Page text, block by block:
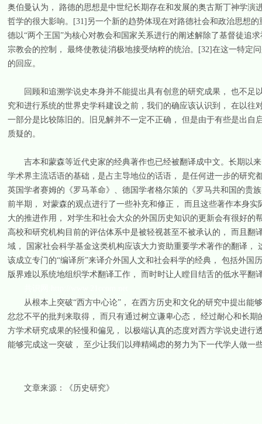
奥伯曼认为， 路德的思想是中世纪长期存在和发展的奥古斯丁神学
哲学的很大影响。[31]另一个新的趋势体现在对路德社会和政治思想
德以“两个王国”为核心对教会和国家关系进行的阐述解除了基督徒追
宗教会的控制， 最终使教徒消极地接受纳粹的统治。[32]在这一特定
的回应。
回顾和追溯学说史本身并不能提出具有创意的研究成果， 也不足
究和进行系统的世界史学科建设之前，我们的确应该认识到， 在以
一部分是比较陈旧的。旧见解并不一定不正确， 但是由于有些是出
质疑的。
吉本和蒙森等近代史家的经典著作也已经被翻译成中文。长期以来
学术界主流话语的基础，是占主导地位的话语， 是任何进一步的研
英国学者赛姆的《罗马革命》、德国学者格尔策的《罗马共和国的贵
前半期， 对蒙森的观点进行了一些补充和修正， 而且这些著作本身
大的推进作用， 对学生和社会大众的外国历史知识的更新会有很好
高校和研究机构目前的评估体系中是被轻视甚至不被承认的， 而且
域， 国家社会科学基金这类机构应该大力资助重要学术著作的翻译
该成立专门的“编译所”来译介外国人文和社会科学的经典， 包括外
版界难以系统地组织学术翻译工作， 而时时让人瞠目结舌的低水平翻
从根本上突破“西方中心论”， 在西方历史和文化的研究中提出能
忿忿不平的批判来取得， 而只有通过树立谦卑心态， 经过耐心和长
方学术研究成果的轻慢和偏见， 以极端认真的态度对西方学说史进
能够完成这一突破， 至少让我们以殚精竭虑的努力为下一代学人做
文章来源：《历史研究》